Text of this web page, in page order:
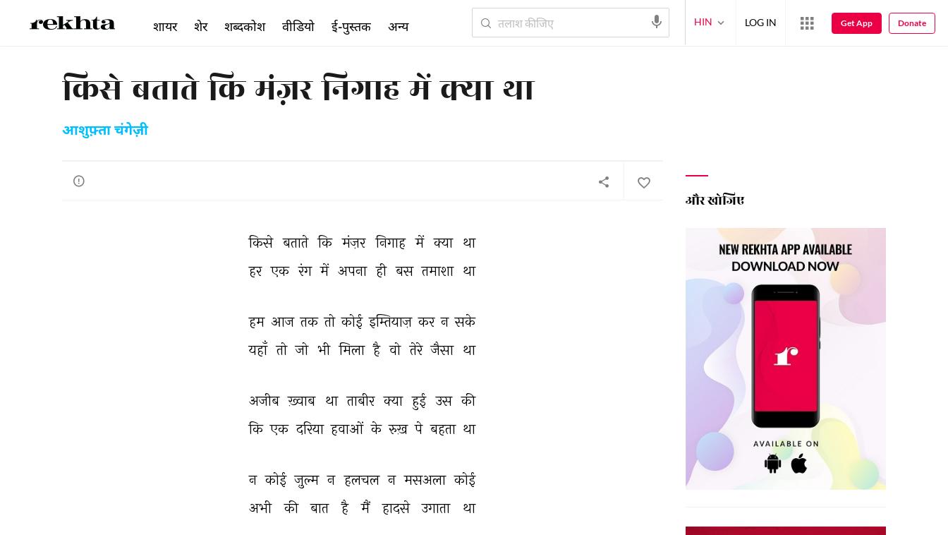
किसे बताते कि मंज़र निगाह में क्या था
आशुफ़्ता चंगेज़ी
किसे बताते कि मंज़र निगाह में क्या था
हर एक रंग में अपना ही बस तमाशा था
हम आज तक तो कोई इम्तियाज़ कर न सके
यहाँ तो जो भी मिला है वो तेरे जैसा था
अजीब ख़्वाब था ताबीर क्या हुई उस की
कि एक दरिया हवाओं के रुख़ पे बहता था
न कोई ज़ुल्म न हलचल न मसअला कोई
अभी
की बात है मैं हादसे उगाता था
और खोजिए
शायर शेर शब्दकोश वीडियो ई-पुस्तक अन्य HIN LOG IN Get App Donate